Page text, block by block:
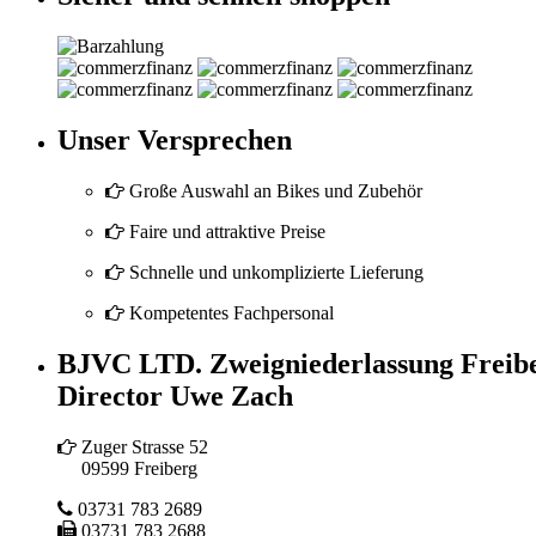
Unser Versprechen
Große Auswahl an Bikes und Zubehör
Faire und attraktive Preise
Schnelle und unkomplizierte Lieferung
Kompetentes Fachpersonal
BJVC LTD. Zweigniederlassung
Director Uwe Zach
Zuger Strasse 52
09599 Freiberg
03731 783 2689
03731 783 2688